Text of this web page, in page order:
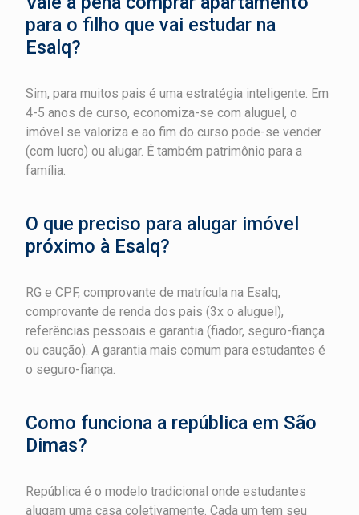
para o filho que vai estudar na
Esalq?
Sim, para muitos pais é uma estratégia inteligente. Em
4-5 anos de curso, economiza-se com aluguel, o
imóvel se valoriza e ao fim do curso pode-se vender
(com lucro) ou alugar. É também patrimônio para a
família.
O que preciso para alugar imóvel
próximo à Esalq?
RG e CPF, comprovante de matrícula na Esalq,
comprovante de renda dos pais (3x o aluguel),
referências pessoais e garantia (fiador, seguro-fiança
ou caução). A garantia mais comum para estudantes é
o seguro-fiança.
Como funciona a república em São
Dimas?
República é o modelo tradicional onde estudantes
alugam uma casa coletivamente. Cada um tem seu